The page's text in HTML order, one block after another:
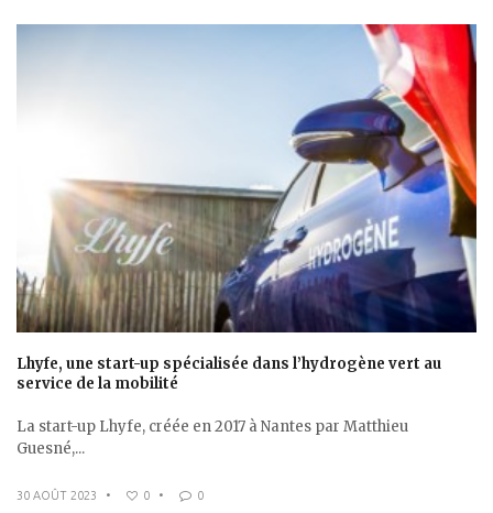
Lhyfe, une start-up spécialisée dans l’hydrogène vert au
service de la mobilité
La start-up Lhyfe, créée en 2017 à Nantes par Matthieu
Guesné,...
30 AOÛT 2023 • 0 • 0